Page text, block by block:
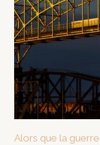
Alors que la